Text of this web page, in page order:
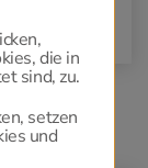
die in
sind, zu.
setzen
und